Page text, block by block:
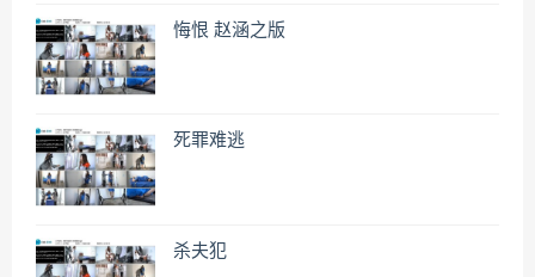
悔恨 赵涵之版
死罪难逃
杀夫犯